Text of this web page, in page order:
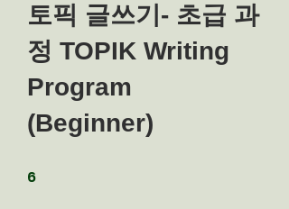
토픽 글쓰기- 초급 과
정 TOPIK Writing
Program
(Beginner)
6